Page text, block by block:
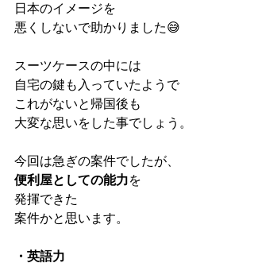
日本のイメージを
悪くしないで助かりました😅
スーツケースの中には
自宅の鍵も入っていたようで
これがないと帰国後も
大変な思いをした事でしょう。
今回は急ぎの案件でしたが、
便利屋としての能力を
発揮できた
案件かと思います。
・英語力